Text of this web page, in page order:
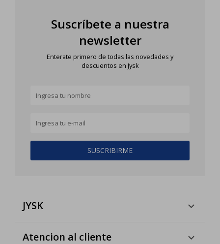
Suscríbete a nuestra
newsletter
Enterate primero de todas las novedades y
descuentos en Jysk
SUSCRIBIRME
JYSK
Atencion al cliente